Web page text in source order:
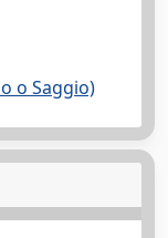
o Saggio)